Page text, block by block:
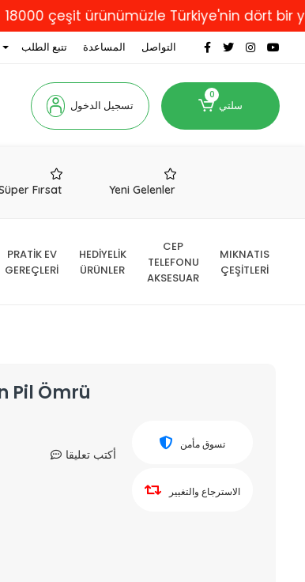
çeşit ürünümüzle Türkiye'nin dört bir
تتبع الطلب المساعدة التواصل
تسجيل الدخول
0
سلتي
Fırsat Yeni Gelenler
PRATİK EV
GEREÇLERİ
HEDİYELİK
ÜRÜNLER
CEP
TELEFONU
AKSESUAR
MIKNATIS
ÇEŞİTLERİ
Pil Ömrü
أكتب تعليقا
تسوق مأمن
الاسترجاع والتغيير